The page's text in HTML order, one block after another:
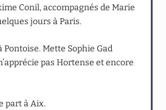
Conil, accompagnés de Marie
jours à Paris.
Pontoise. Mette Sophie Gad
pas Hortense et encore
part à Aix.